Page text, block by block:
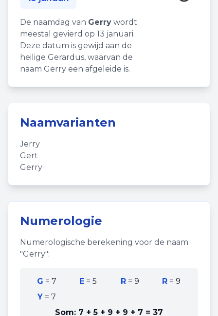
De naamdag van Gerry wordt
meestal gevierd op 13 januari.
Deze datum is gewijd aan de
heilige Gerardus, waarvan de
naam Gerry een afgeleide is.
Naamvarianten
Jerry
Gert
Gerry
Numerologie
Numerologische berekening voor de naam
"Gerry":
G = 7 E =5 R= 9 R =9
Y= 7
Som: 7 + 5 + 9 + 9 + 7 = 37